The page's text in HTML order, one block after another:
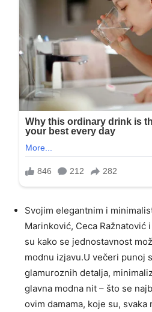
Svojim elegantnim i
Marinković, Ceca Ražnatović
su kako se jednostavnost
modnu izjavu.U večeri punoj
glamuroznih detalja,
glavna modna nit – što se
ovim damama, koje su, svaka